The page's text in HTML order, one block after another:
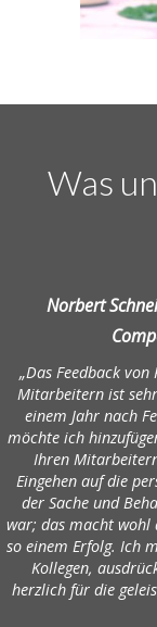
Was
Norbert
„Das Feedback
Mitarbeitern ist
einem Jahr nach
möchte ich
Ihren
Eingehen auf die
der Sache und
war; das macht wohl
so einem Erfolg. Ich
Kollegen,
herzlich für die